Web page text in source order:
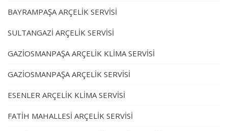
BAYRAMPAŞA ARÇELİK SERVİSİ
SULTANGAZİ ARÇELİK SERVİSİ
GAZİOSMANPAŞA ARÇELİK KLİMA SERVİSİ
GAZİOSMANPAŞA ARÇELİK SERVİSİ
ESENLER ARÇELİK KLİMA SERVİSİ
FATİH MAHALLESİ ARÇELİK SERVİSİ